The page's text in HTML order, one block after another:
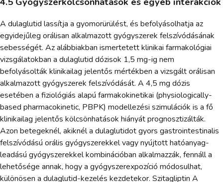
A dulaglutid lassítja a gyomorürülést, és befolyásolhatja az
egyidejűleg orálisan alkalmazott gyógyszerek felszívódásának
sebességét. Az alábbiakban ismertetett klinikai farmakológiai
vizsgálatokban a dulaglutid dózisok 1,5 mg-ig nem
befolyásolták klinikailag jelentős mértékben a vizsgált orálisan
alkalmazott gyógyszerek felszívódását. A 4,5 mg dózis
esetében a fiziológiás alapú farmakokinetikai (physiologically-
based pharmacokinetic, PBPK) modellezési szimulációk is a fő
klinikailag jelentős kölcsönhatások hiányát prognosztizálták.
Azon betegeknél, akiknél a dulaglutidot gyors gastrointestinalis
felszívódású orális gyógyszerekkel vagy nyújtott hatóanyag-
leadású gyógyszerekkel kombinációban alkalmazzák, fennáll a
lehetősége annak, hogy a gyógyszerexpozíció módosulhat,
különösen a dulaglutid-kezelés kezdetekor. Szitagliptin A